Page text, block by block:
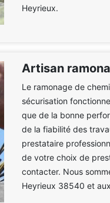
Heyrieux.
Artisan
Le ramonage de
sécurisation
que de la bonne
de la fiabilité des
prestataire
de votre choix de
contacter. Nous
Heyrieux 38540 et